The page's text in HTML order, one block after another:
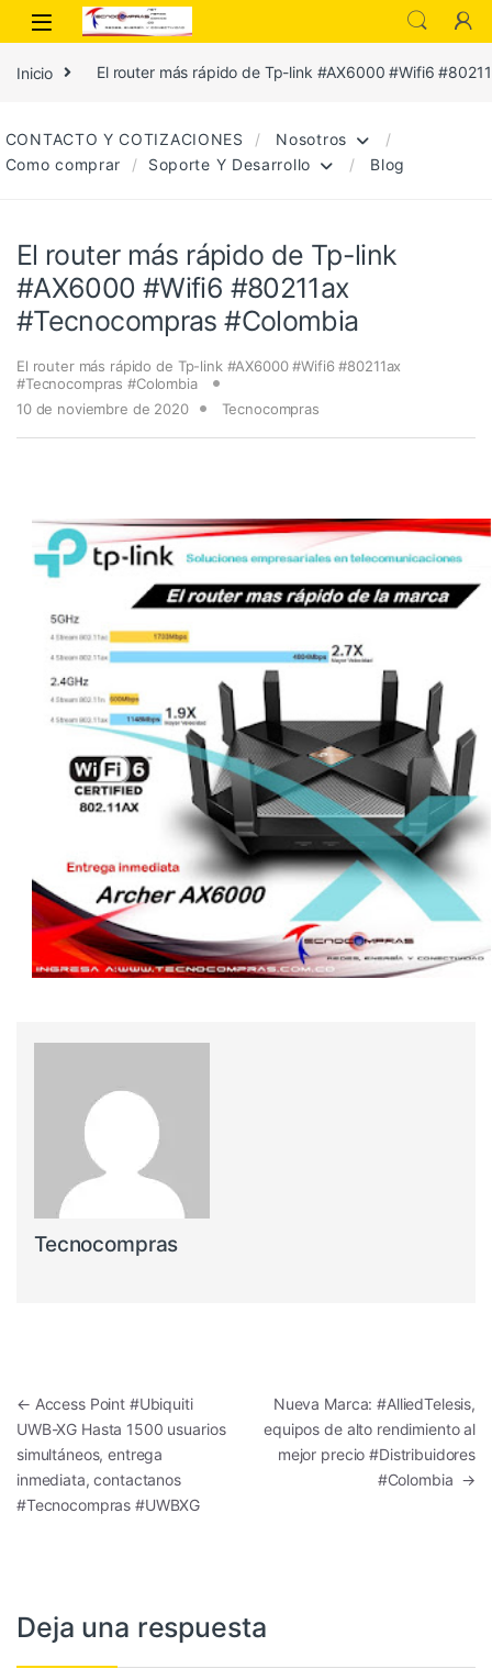
Inicio El router más rápido de Tp-link #AX6000 #Wifi6
CONTACTO Y COTIZACIONES
Nosotros
Como comprar
Soporte Y Desarrollo Blog
El router más rápido de Tp-link
#AX6000 #Wifi6 #80211ax
#Tecnocompras #Colombia
El router más rápido de Tp-link #AX6000 #Wifi6 #80211ax
#Tecnocompras #Colombia
10 de noviembre de 2020
Tecnocompras
Tecnocompras
Navegación de entradas
← Access Point #Ubiquiti
UWB-XG Hasta 1500 usuarios
simultáneos, entrega
inmediata, contactanos
#Tecnocompras #UWBXG
Nueva Marca: #AlliedTelesis,
equipos de alto rendimiento al
mejor precio #Distribuidores
#Colombia →
Deja una respuesta